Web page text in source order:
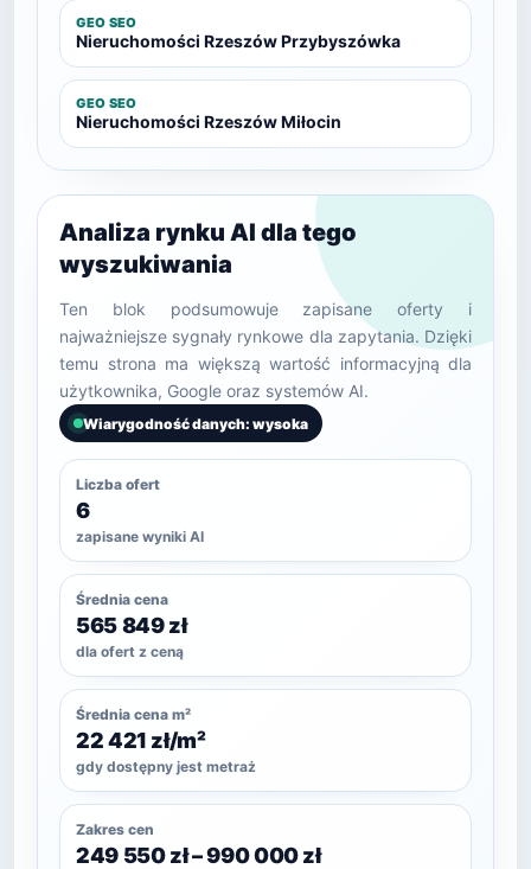
GEO SEO
Nieruchomości Rzeszów Przybyszówka
GEO SEO
Nieruchomości Rzeszów Miłocin
Analiza rynku AI dla tego
wyszukiwania
Ten blok podsumowuje zapisane oferty i
najważniejsze sygnały rynkowe dla zapytania. Dzięki
temu strona ma większą wartość informacyjną dla
użytkownika, Google oraz systemów AI.
Wiarygodność danych: wysoka
Liczba ofert
6
zapisane wyniki AI
Średnia cena
565 849 zł
dla ofert z ceną
Średnia cena m²
22 421 zł/m²
gdy dostępny jest metraż
Zakres cen
249 550 zł – 990 000 zł